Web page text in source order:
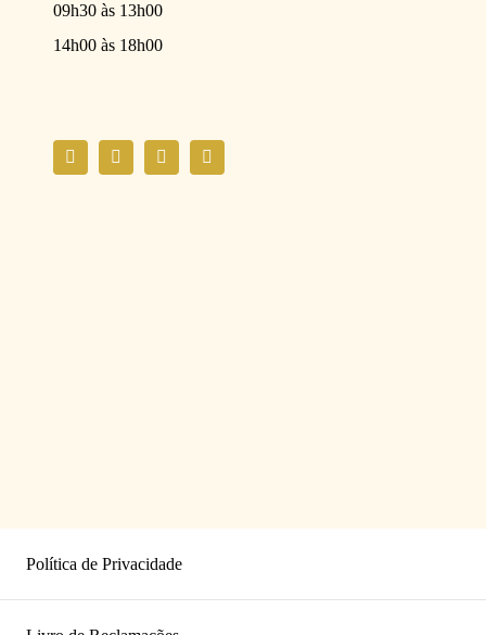
Política de Privacidade
09h30 às 13h00
14h00 às 18h00